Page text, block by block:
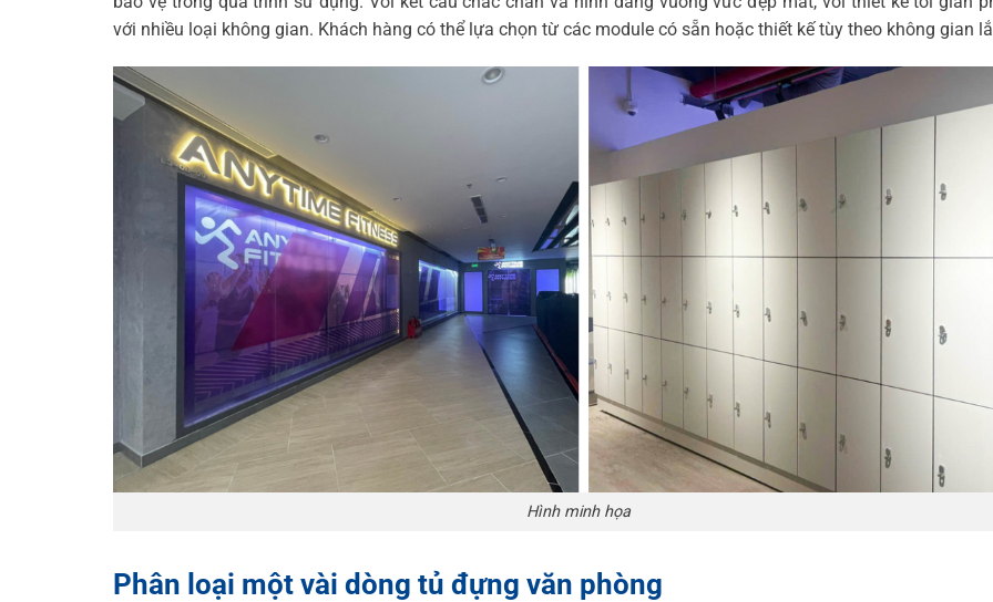
với nhiều loại không gian. Khách hàng có thể lựa chọn từ các module có sẵn hoặc thiết kế tùy theo không gian
Hình minh họa
Phân loại một vài dòng tủ đựng văn phòng